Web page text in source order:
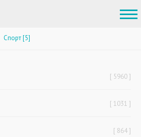
Спорт [5]
5960
1031
864